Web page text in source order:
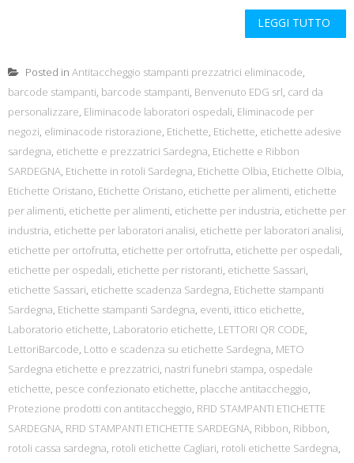
LEGGI TUTTO
Posted in Antitaccheggio stampanti prezzatrici eliminacode,
barcode stampanti, barcode stampanti, Benvenuto EDG srl, card da
personalizzare, Eliminacode laboratori ospedali, Eliminacode per
negozi, eliminacode ristorazione, Etichette, Etichette, etichette adesive
sardegna, etichette e prezzatrici Sardegna, Etichette e Ribbon
SARDEGNA, Etichette in rotoli Sardegna, Etichette Olbia, Etichette Olbia,
Etichette Oristano, Etichette Oristano, etichette per alimenti, etichette
per alimenti, etichette per alimenti, etichette per industria, etichette per
industria, etichette per laboratori analisi, etichette per laboratori analisi,
etichette per ortofrutta, etichette per ortofrutta, etichette per ospedali,
etichette per ospedali, etichette per ristoranti, etichette Sassari,
etichette Sassari, etichette scadenza Sardegna, Etichette stampanti
Sardegna, Etichette stampanti Sardegna, eventi, ittico etichette,
Laboratorio etichette, Laboratorio etichette, LETTORI QR CODE,
LettoriBarcode, Lotto e scadenza su etichette Sardegna, METO
Sardegna etichette e prezzatrici, nastri funebri stampa, ospedale
etichette, pesce confezionato etichette, placche antitaccheggio,
Protezione prodotti con antitaccheggio, RFID STAMPANTI ETICHETTE
SARDEGNA, RFID STAMPANTI ETICHETTE SARDEGNA, Ribbon, Ribbon,
rotoli cassa sardegna, rotoli etichette Cagliari, rotoli etichette Sardegna,